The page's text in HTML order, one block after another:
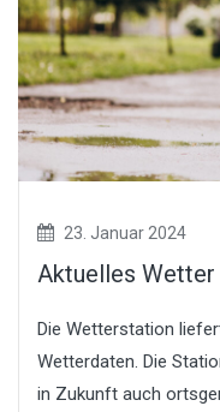
23. Januar 2024
Aktuelles
Die Wetterstation
Wetterdaten. Die
in Zukunft auch